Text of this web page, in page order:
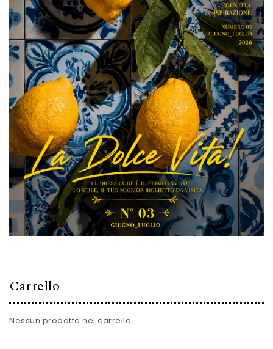
Carrello
Nessun prodotto nel carrello.